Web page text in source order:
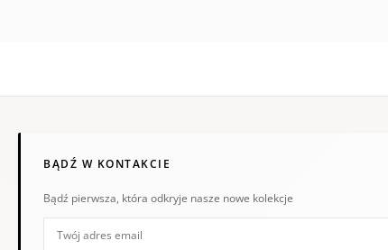
BĄDŹ W KONTAKCIE
Bądź pierwsza, która odkryje nasze nowe kolekcje